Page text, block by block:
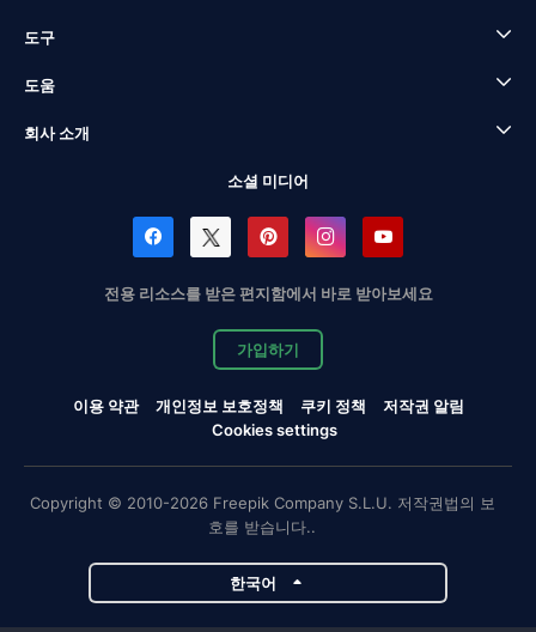
도구
도움
회사 소개
소셜 미디어
전용 리소스를 받은 편지함에서 바로 받아보세요
가입하기
이용 약관 개인정보 보호정책 쿠키 정책
저작권 알림
Cookies settings
Copyright © 2010-2026 Freepik Company S.L.U. 저작권법의 보
호를 받습니다..
한국어